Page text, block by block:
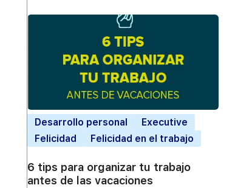
Desarrollo personal
Executive
Felicidad
Felicidad en el trabajo
6 tips para organizar tu trabajo
antes de las vacaciones